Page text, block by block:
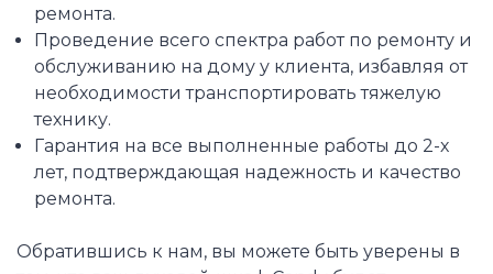
ремонта.
Проведение всего спектра работ по ремонту и
обслуживанию на дому у клиента, избавляя от
необходимости транспортировать тяжелую
технику.
Гарантия на все выполненные работы до 2-х
лет, подтверждающая надежность и качество
ремонта.
Обратившись к нам, вы можете быть уверены в